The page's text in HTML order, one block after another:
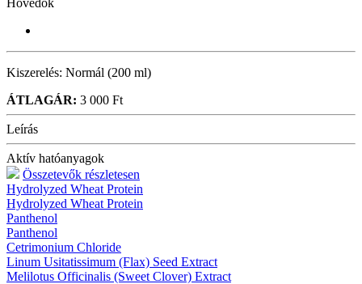
Kiszerelés: Normál (200 ml)
ÁTLAGÁR: 3 000 Ft
Leírás
Aktív hatóanyagok
Összetevők részletesen
Hydrolyzed Wheat Protein
Hydrolyzed Wheat Protein
Panthenol
Panthenol
Cetrimonium Chloride
Linum Usitatissimum (Flax) Seed Extract
Melilotus Officinalis (Sweet Clover) Extract